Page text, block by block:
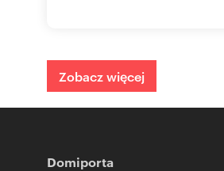
Zobacz więcej
Domiporta